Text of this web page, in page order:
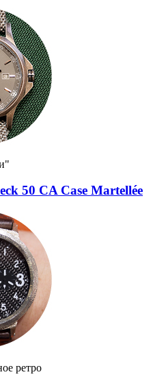
50 CA Case Martellée
ретро